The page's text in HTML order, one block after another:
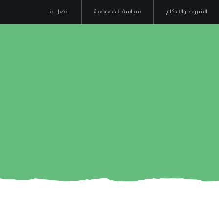
الشروط والاحكام سياسة الخصوصية اتصل بنا